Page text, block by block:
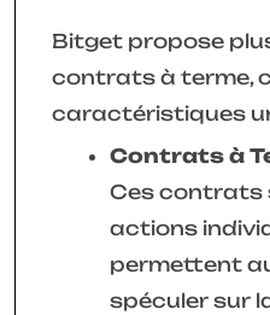
Bitget propose
contrats à terme,
caractéristiques
Contrats à
Ces contrats
actions
permettent
spéculer sur